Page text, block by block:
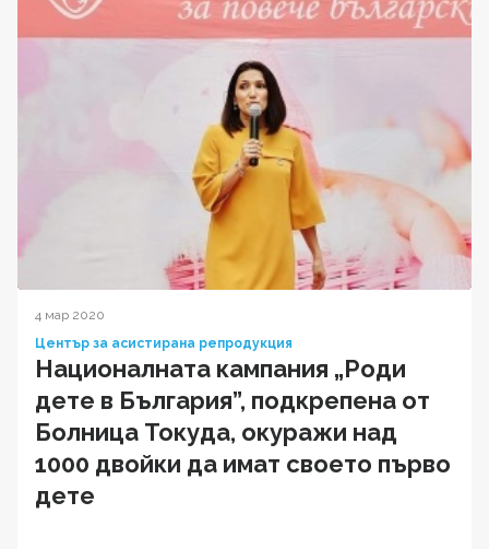
4 мар 2020
Център за асистирана репродукция
Националната кампания „Роди
дете в България”, подкрепена от
Болница Токуда, окуражи над
1000 двойки да имат своето първо
дете